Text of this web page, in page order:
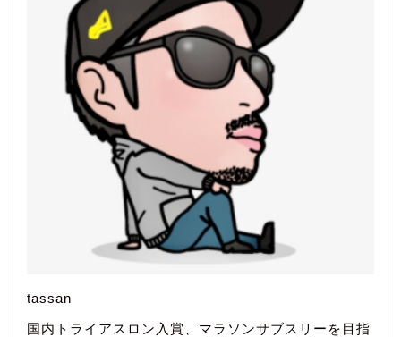
tassan
国内トライアスロン入賞、マラソンサブスリーを目指